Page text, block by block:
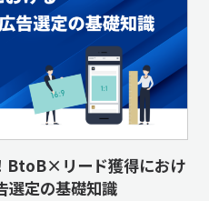
BtoB×リード獲得におけ
選定の基礎知識